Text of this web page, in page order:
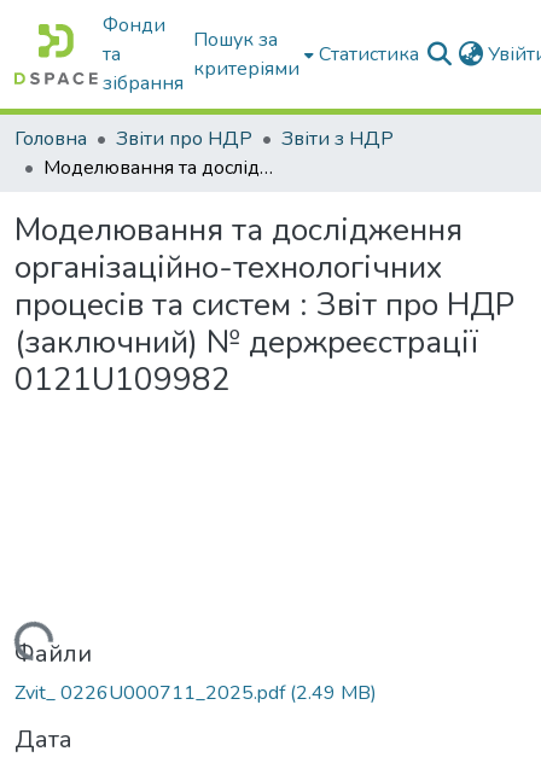
Фонди
та
зібрання
Пошук за
критеріями
Статистика
Головна Звіти про НДР
Звіти з НДР
Моделювання та дослідження організаційно-технологічних процесів та систем : Звіт про НДР (заключний) № держреєстрації 0121U109982
Моделювання та дослідження
організаційно-технологічних
процесів та систем : Звіт про НДР
(заключний) № держреєстрації
0121U109982
Файли
Zvit_ 0226U000711_2025.pdf(2.49 MB)
Дата